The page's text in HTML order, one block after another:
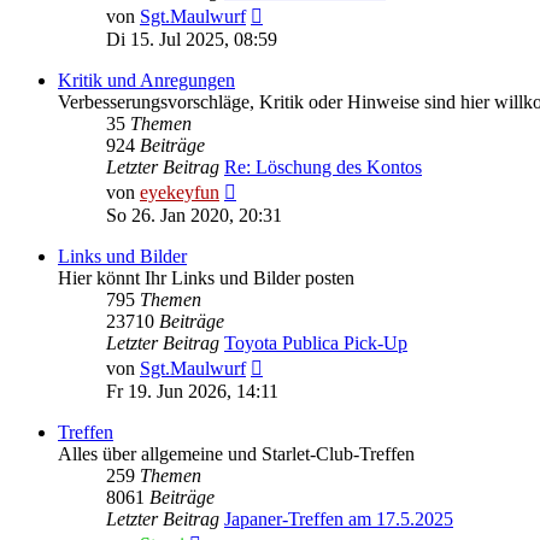
von Sgt.Maulwurf
Beitrag
Di 15. Jul 2025, 08:59
Kritik und Anregungen
Verbesserungsvorschläge, Kritik oder Hinweise sind hier
35 Themen
924 Beiträge
Letzter Beitrag Re: Löschung des Kontos
von eyekeyfun
Beitrag
So 26. Jan 2020, 20:31
Links und Bilder
Hier könnt Ihr Links und Bilder posten
795 Themen
23710 Beiträge
Letzter Beitrag Toyota Publica Pick-Up
von Sgt.Maulwurf
Beitrag
Fr 19. Jun 2026, 14:11
Treffen
Alles über allgemeine und Starlet-Club-Treffen
259 Themen
8061 Beiträge
Letzter Beitrag Japaner-Treffen am 17.5.2025